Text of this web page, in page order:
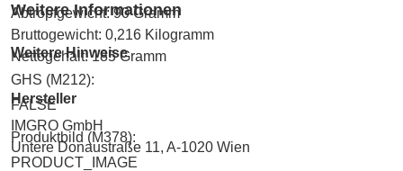
Abtropfgewicht: 90 Gramm
Bruttogewicht: 0,216 Kilogramm
Nettogehalt: 185 Gramm
Hersteller
IMGRO GmbH
Untere Donaustraße 11, A-1020 Wien
Weitere Informationen
Weitere Hinweise
GHS (M212):
FALSE
Produktbild (M378):
PRODUCT_IMAGE